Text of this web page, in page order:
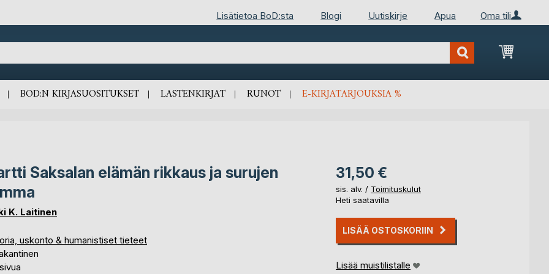
Oma tili
Lisätietoa BoD:sta Blogi Uutiskirje Apua
BOD:N KIRJASUOSITUKSET LASTENKIRJAT RUNOT E-KIRJATARJOUKSIA %
Saksalan elämän rikkaus ja surujen
K. Laitinen
uskonto & humanistiset tieteet
31,50 €
sis. alv. / Toimituskulut
Heti saatavilla
LISÄÄ OSTOSKORIIN
Lisää muistilistalle